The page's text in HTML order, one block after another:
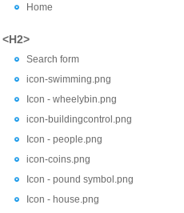
Home
<H2>
Search form
icon-swimming.png
Icon - wheelybin.png
icon-buildingcontrol.png
Icon - people.png
icon-coins.png
Icon - pound symbol.png
Icon - house.png